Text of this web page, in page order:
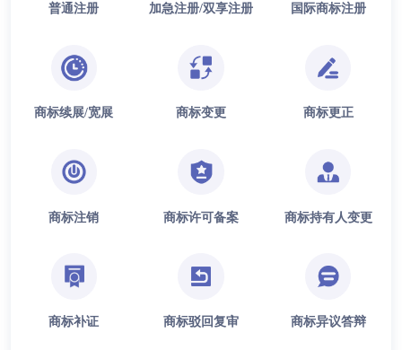
普通注册 加急注册/双享注册 国际商标注册
商标续展/宽展 商标变更 商标更正
商标注销 商标许可备案 商标持有人变更
商标补证 商标驳回复审 商标异议答辩